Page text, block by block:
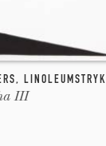
, LINOLEUMSTRYK
III